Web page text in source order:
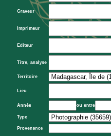
Graveur
Imprimeur
Editeur
Titre, analyse
Territoire
Lieu
Année ou entre
Type
Provenance